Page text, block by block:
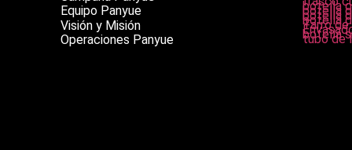
Equipo Panyue
Visión y Misión
Operaciones Panyue
botella
botella
botella
botella
Tarro de
botella
tubo de